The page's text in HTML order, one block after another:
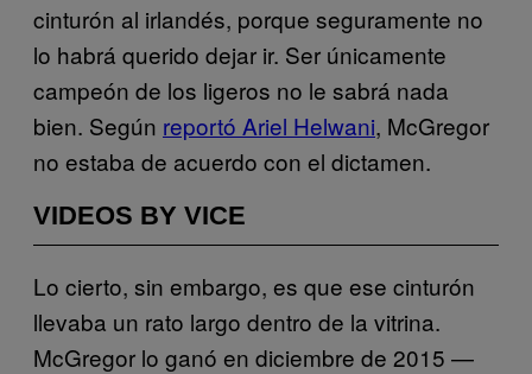
cinturón al irlandés, porque seguramente no
lo habrá querido dejar ir. Ser únicamente
campeón de los ligeros no le sabrá nada
bien. Según reportó Ariel Helwani, McGregor
no estaba de acuerdo con el dictamen.
VIDEOS BY VICE
Lo cierto, sin embargo, es que ese cinturón
llevaba un rato largo dentro de la vitrina.
McGregor lo ganó en diciembre de 2015 —